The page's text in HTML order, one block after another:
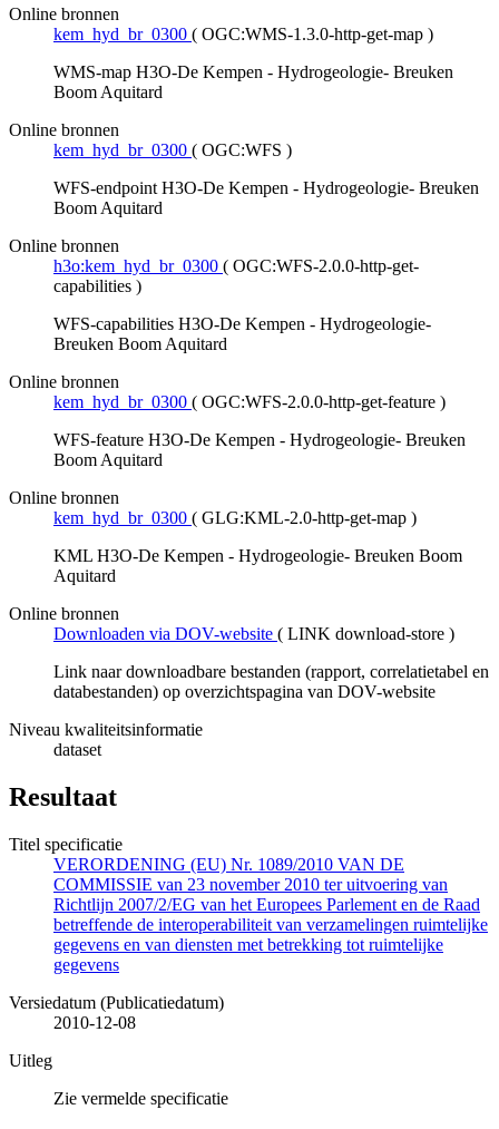
Online bronnen
kem_hyd_br_0300 ( OGC:WMS-1.3.0-http-get-map )
WMS-map H3O-De Kempen - Hydrogeologie- Breuken
Boom Aquitard
Online bronnen
kem_hyd_br_0300 ( OGC:WFS )
WFS-endpoint H3O-De Kempen - Hydrogeologie- Breuken
Boom Aquitard
Online bronnen
h3o:kem_hyd_br_0300 ( OGC:WFS-2.0.0-http-get-
capabilities )
WFS-capabilities H3O-De Kempen - Hydrogeologie-
Breuken Boom Aquitard
Online bronnen
kem_hyd_br_0300 ( OGC:WFS-2.0.0-http-get-feature )
WFS-feature H3O-De Kempen - Hydrogeologie- Breuken
Boom Aquitard
Online bronnen
kem_hyd_br_0300 ( GLG:KML-2.0-http-get-map )
KML H3O-De Kempen - Hydrogeologie- Breuken Boom
Aquitard
Online bronnen
Downloaden via DOV-website ( LINK download-store )
Link naar downloadbare bestanden (rapport, correlatietabel en
databestanden) op overzichtspagina van DOV-website
Niveau kwaliteitsinformatie
dataset
Resultaat
Titel specificatie
VERORDENING (EU) Nr. 1089/2010 VAN DE
COMMISSIE van 23 november 2010 ter uitvoering van
Richtlijn 2007/2/EG van het Europees Parlement en de Raad
betreffende de interoperabiliteit van verzamelingen ruimtelijke
gegevens en van diensten met betrekking tot ruimtelijke
gegevens
Versiedatum (Publicatiedatum)
2010-12-08
Uitleg
Zie vermelde specificatie